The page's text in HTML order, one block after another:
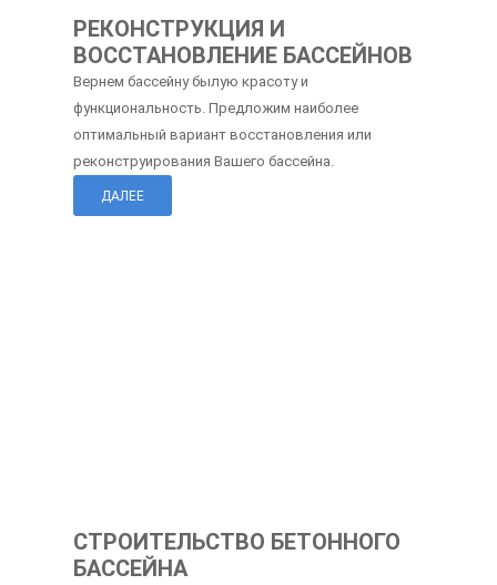
РЕКОНСТРУКЦИЯ И
ВОССТАНОВЛЕНИЕ БАССЕЙНОВ
Вернем бассейну былую красоту и
функциональность. Предложим наиболее
оптимальный вариант восстановления или
реконструирования Вашего бассейна.
ДАЛЕЕ
СТРОИТЕЛЬСТВО БЕТОННОГО
БАССЕЙНА